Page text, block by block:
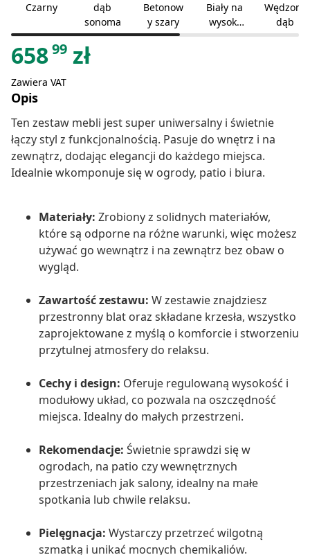
Czarny
dąb
sonoma
Betonow
y szary
Biały na
wysoki
połysk
Wędzony
dąb
65899 zł
Zawiera VAT
Opis
Ten zestaw mebli jest super uniwersalny i świetnie
łączy styl z funkcjonalnością. Pasuje do wnętrz i na
zewnątrz, dodając elegancji do każdego miejsca.
Idealnie wkomponuje się w ogrody, patio i biura.
Materiały: Zrobiony z solidnych materiałów,
które są odporne na różne warunki, więc możesz
używać go wewnątrz i na zewnątrz bez obaw o
wygląd.
Zawartość zestawu: W zestawie znajdziesz
przestronny blat oraz składane krzesła, wszystko
zaprojektowane z myślą o komforcie i stworzeniu
przytulnej atmosfery do relaksu.
Cechy i design: Oferuje regulowaną wysokość i
modułowy układ, co pozwala na oszczędność
miejsca. Idealny do małych przestrzeni.
Rekomendacje: Świetnie sprawdzi się w
ogrodach, na patio czy wewnętrznych
przestrzeniach jak salony, idealny na małe
spotkania lub chwile relaksu.
Pielęgnacja: Wystarczy przetrzeć wilgotną
szmatką i unikać mocnych chemikaliów.